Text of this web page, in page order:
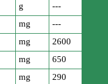
g
---
mg
---
mg
2600
mg
650
mg
290